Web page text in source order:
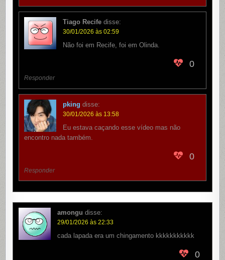
Tiago Recife disse:
30/01/2026 às 02:59
Não foi em Recife, foi em Olinda.
0
Responder
pking disse:
30/01/2026 às 13:58
Eu estava caçando esse vídeo mas não
encontro nada também.
0
Responder
amongu disse:
29/01/2026 às 22:33
cada lapada era um chingamento kkkkkkkkkkk
0